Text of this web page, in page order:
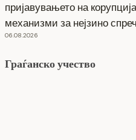
пријавувањето на
механизми за нејзино
06.08.2026
Граѓанско учество